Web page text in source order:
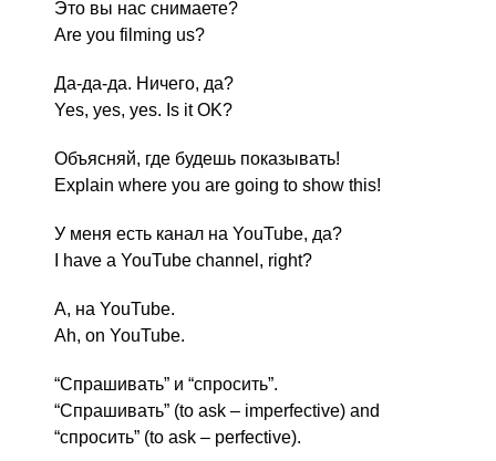
Это вы нас снимаете?
Are you filming us?
Да-да-да. Ничего, да?
Yes, yes, yes. Is it OK?
Объясняй, где будешь показывать!
Explain where you are going to show this!
У меня есть канал на YouTube, да?
I have a YouTube channel, right?
А, на YouTube.
Ah, on YouTube.
“Спрашивать” и “спросить”.
“Спрашивать” (to ask – imperfective) and
“спросить” (to ask – perfective).